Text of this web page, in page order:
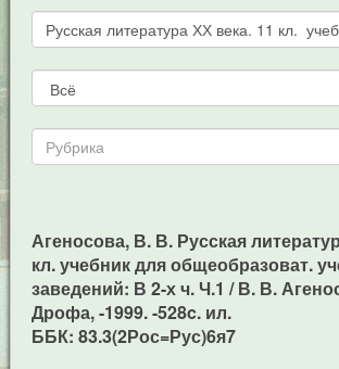
Агеносова, В. В. Русская
кл. учебник для общеобразоват.
заведений: В 2-х ч. Ч.1 / В. В.
Дрофа, -1999. -528c. ил.
ББК: 83.3(2Рос=Рус)6я7